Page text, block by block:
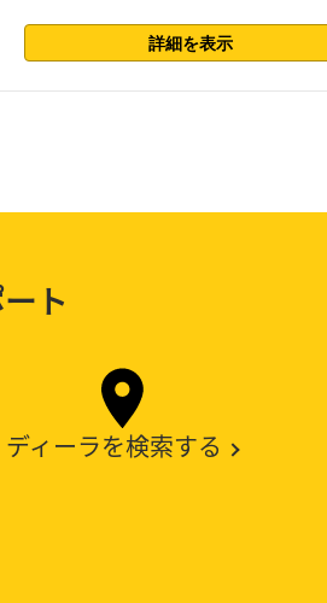
詳細を表示
ト
ディーラを検索する